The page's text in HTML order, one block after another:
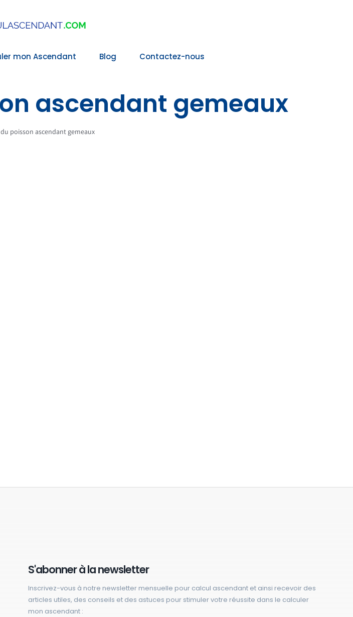
mon Ascendant Blog Contactez-nous
ascendant gemeaux
poisson ascendant gemeaux
S'abonner à la newsletter
Inscrivez-vous à notre newsletter mensuelle pour calcul ascendant et ainsi recevoir des
articles utiles, des conseils et des astuces pour stimuler votre réussite dans le calculer
mon ascendant :